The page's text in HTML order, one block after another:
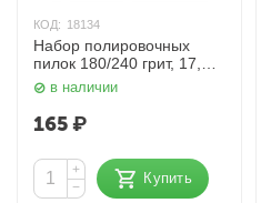
КОД: 18134
Набор полировочных
пилок 180/240 грит, 17,5
см, PL-09 Dewal Beauty
в наличии
165₽
+
−
Купить